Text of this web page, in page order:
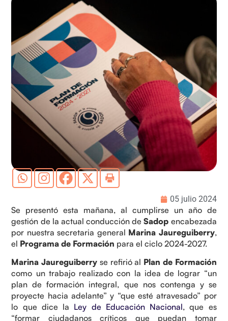
05 julio 2024
Se presentó esta mañana, al cumplirse un año de
gestión de la actual conducción deSadop encabezada
por nuestra secretaria general Marina Jaureguiberry,
el Programa de Formación para el ciclo 2024-2027.
Marina Jaureguiberry se refirió al Plan de Formación
como un trabajo realizado con la idea de lograr “un
plan de formación integral, que nos contenga y se
proyecte hacia adelante” y “que esté atravesado” por
lo que dice la Ley de Educación Nacional, que es
“formar ciudadanos críticos que puedan tomar